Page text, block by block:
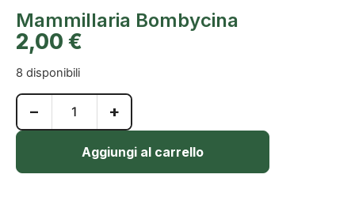
Mammillaria Bombycina
2,00 €
8 disponibili
− +
Aggiungi al carrello